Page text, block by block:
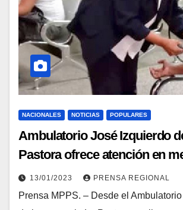
NACIONALES NOTICIAS POPULARES
Ambulatorio José Izquierdo
Pastora ofrece atención en
general a sus habitantes
13/01/2023 PRENSA REGIONAL
Prensa MPPS. – Desde el